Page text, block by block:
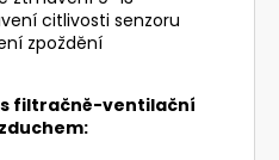
citlivosti senzoru
zpoždění
filtračně-ventilační